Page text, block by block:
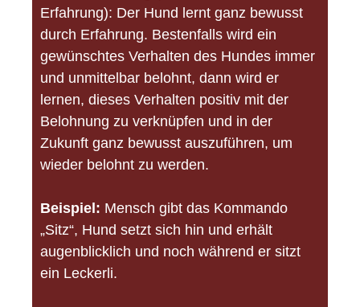
Erfahrung): Der Hund lernt ganz bewusst
durch Erfahrung. Bestenfalls wird ein
gewünschtes Verhalten des Hundes immer
und unmittelbar belohnt, dann wird er
lernen, dieses Verhalten positiv mit der
Belohnung zu verknüpfen und in der
Zukunft ganz bewusst auszuführen, um
wieder belohnt zu werden.
Beispiel: Mensch gibt das Kommando
„Sitz“, Hund setzt sich hin und erhält
augenblicklich und noch während er sitzt
ein Leckerli.